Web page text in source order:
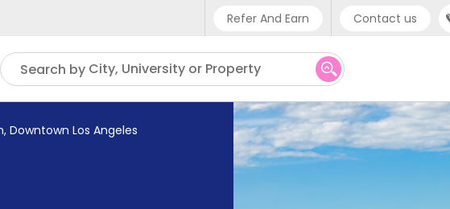
Refer And Earn Contact us
Phone support
UK - +44 (0) 20 3871 8666
IN - +91 (80) 3711 1326
US - +1 (646) 718 6172
Search by City, University or Property
Downtown Los Angeles